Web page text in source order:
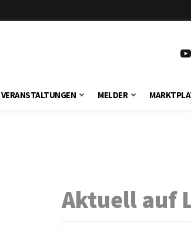
VERANSTALTUNGEN MELDER
Aktuell auf